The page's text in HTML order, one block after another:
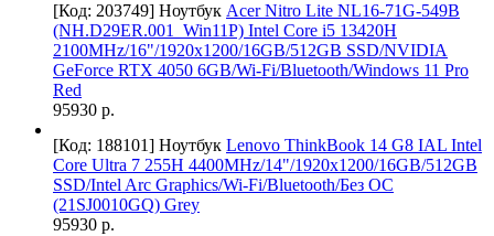
[Код: 203749] Ноутбук Acer Nitro Lite NL16-71G-549B
(NH.D29ER.001_Win11P) Intel Core i5 13420H
2100MHz/16"/1920x1200/16GB/512GB SSD/NVIDIA
GeForce RTX 4050 6GB/Wi-Fi/Bluetooth/Windows 11 Pro
Red
95930 р.
[Код: 188101] Ноутбук Lenovo ThinkBook 14 G8 IAL Intel
Core Ultra 7 255H 4400MHz/14"/1920x1200/16GB/512GB
SSD/Intel Arc Graphics/Wi-Fi/Bluetooth/Без ОС
(21SJ0010GQ) Grey
95930 р.